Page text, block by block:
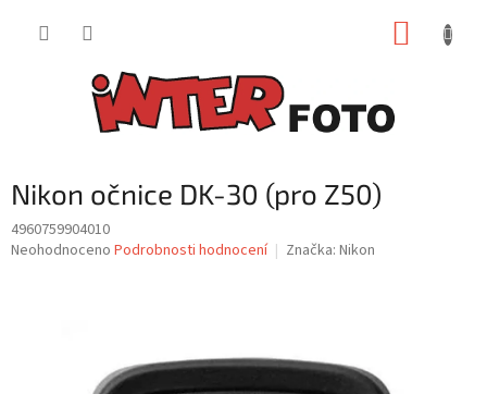
Nikon očnice DK-30 (pro Z50)
4960759904010
Průměrné
Neohodnoceno Podrobnosti hodnocení Značka: Nikon